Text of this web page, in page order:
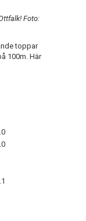
Foto:
toppar
100m. Här